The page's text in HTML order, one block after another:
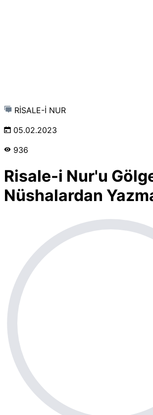
RİSALE-İ NUR
05.02.2023
936
Risale-i Nur'u
Nüshalardan